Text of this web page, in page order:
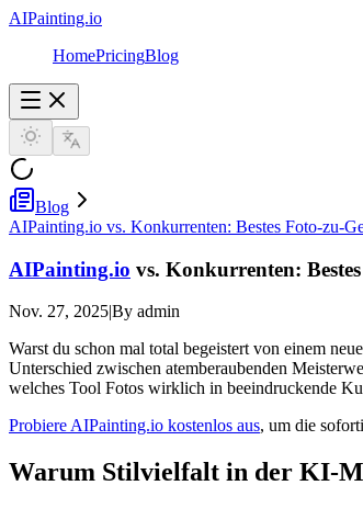
AIPainting.io
HomePricingBlog
Blog
AIPainting.io vs. Konkurrenten: Bestes Foto-zu-
AIPainting.io vs. Konkurrenten:
Nov. 27, 2025|By admin
Warst du schon mal total begeistert von einem
Unterschied zwischen atemberaubenden
welches Tool Fotos wirklich in beeindruckende
Probiere AIPainting.io kostenlos aus, um die
Warum Stilvielfalt in der KI-